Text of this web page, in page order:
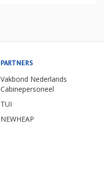
PARTNERS
Vakbond Nederlands
Cabinepersoneel
TUI
NEWHEAP